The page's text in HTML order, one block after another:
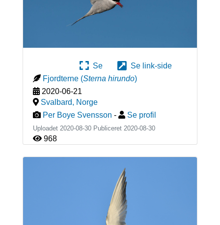
Se
Se link-side
Fjordterne (Sterna hirundo)
2020-06-21
Svalbard, Norge
Per Boye Svensson - Se profil
Uploadet 2020-08-30 Publiceret 2020-08-30
968